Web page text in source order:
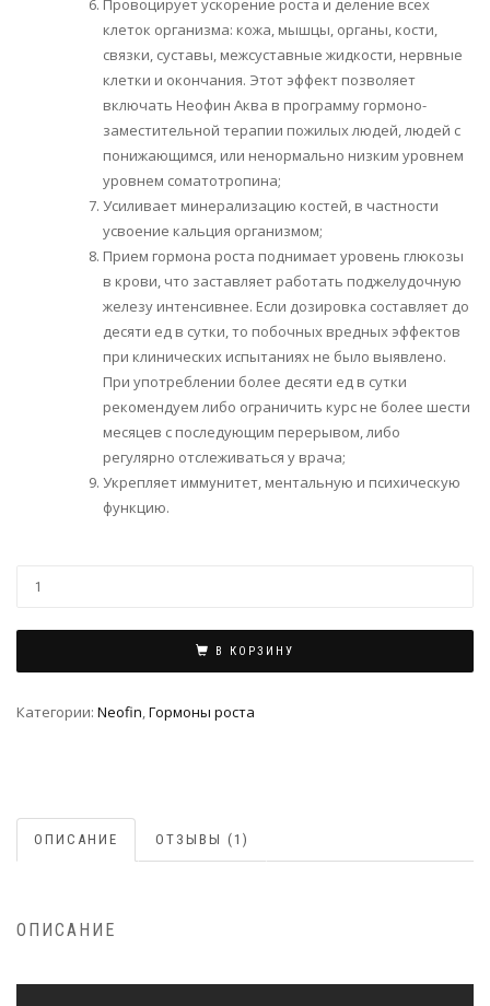
Провоцирует ускорение роста и деление всех
клеток организма: кожа, мышцы, органы, кости,
связки, суставы, межсуставные жидкости, нервные
клетки и окончания. Этот эффект позволяет
включать Неофин Аква в программу гормоно-
заместительной терапии пожилых людей, людей с
понижающимся, или ненормально низким уровнем
уровнем соматотропина;
Усиливает минерализацию костей, в частности
усвоение кальция организмом;
Прием гормона роста поднимает уровень глюкозы
в крови, что заставляет работать поджелудочную
железу интенсивнее. Если дозировка составляет до
десяти ед в сутки, то побочных вредных эффектов
при клинических испытаниях не было выявлено.
При употреблении более десяти ед в сутки
рекомендуем либо ограничить курс не более шести
месяцев с последующим перерывом, либо
регулярно отслеживаться у врача;
Укрепляет иммунитет, ментальную и психическую
функцию.
В КОРЗИНУ
Категории: Neofin,Гормоны роста
ОПИСАНИЕ ОТЗЫВЫ (1)
ОПИСАНИЕ